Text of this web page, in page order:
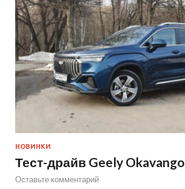
НОВИНКИ
Тест-драйв Geely Okavango
Оставьте комментарий